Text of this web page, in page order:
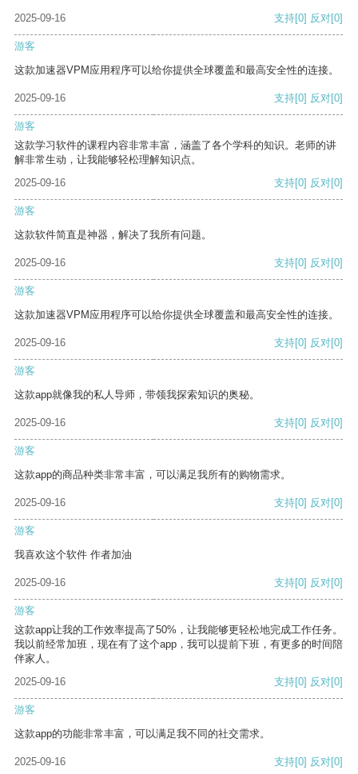
2025-09-16 支持[0] 反对[0]
游客
这款加速器VPM应用程序可以给你提供全球覆盖和最高安全性的连接。
2025-09-16 支持[0] 反对[0]
游客
这款学习软件的课程内容非常丰富，涵盖了各个学科的知识。老师的讲
解非常生动，让我能够轻松理解知识点。
2025-09-16
支持[0] 反对[0]
游客
这款软件简直是神器，解决了我所有问题。
2025-09-16 支持[0] 反对[0]
游客
这款加速器VPM应用程序可以给你提供全球覆盖和最高安全性的连接。
2025-09-16 支持[0] 反对[0]
游客
这款app就像我的私人导师，带领我探索知识的奥秘。
2025-09-16 支持[0] 反对[0]
游客
这款app的商品种类非常丰富，可以满足我所有的购物需求。
2025-09-16 支持[0] 反对[0]
游客
我喜欢这个软件 作者加油
2025-09-16 支持[0] 反对[0]
游客
这款app让我的工作效率提高了50%，让我能够更轻松地完成工作任务。
我以前经常加班，现在有了这个app，我可以提前下班，有更多的时间陪
伴家人。
2025-09-16
支持[0] 反对[0]
游客
这款app的功能非常丰富，可以满足我不同的社交需求。
2025-09-16 支持[0] 反对[0]